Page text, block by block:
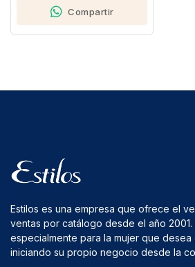
Compartir
Estilos es una empresa que ofrece el
ventas por catálogo desde el año
especialmente para la mujer que
iniciando su propio negocio desde la